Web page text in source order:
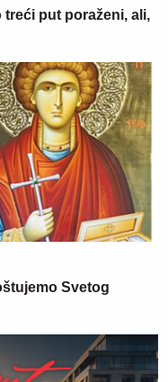
put poraženi, ali,
Svetog